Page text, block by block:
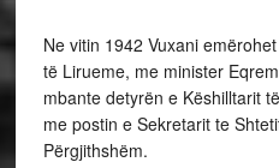
Ne vitin 1942 Vuxani
të Lirueme, me minister
mbante detyrën e Këshilltarit
me postin e Sekretarit te
Përgjithshëm.